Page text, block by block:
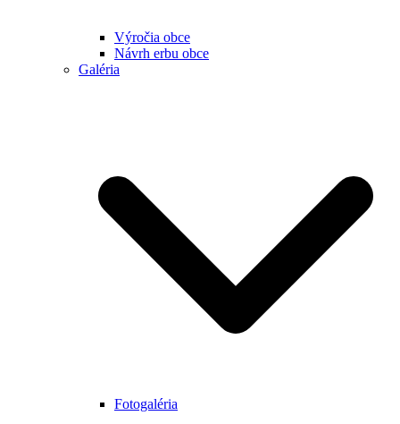
Výročia obce
Návrh erbu obce
Galéria
Fotogaléria